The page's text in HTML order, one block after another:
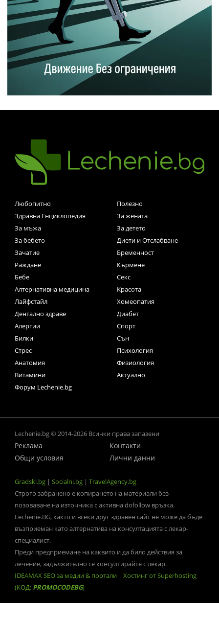
Любопитно
Полезно
Здравна Енциклопедия
За жената
За мъжа
За детето
За бебето
Диети и Отслабване
Зачатие
Бременност
Раждане
Кърмене
Бебе
Секс
Алтернативна медицина
Красота
Лайфстайл
Хомеопатия
Дентално здраве
Диабет
Алергии
Спорт
Билки
Сън
Стрес
Психология
Анатомия
Физиология
Витамини
Актуално
Форум Lechenie.bg
Lechenie.bg © 2014-2026 Всички права запазени
Реклама
Контакти
Общи условия
Лични данни
Gradski.bg | Socialni.bg | TravelAgency.bg
Строго забранено е копирането на материали без
позоваване на източника с активна dofollow връзка.
Lechenie.BG, както и всеки друг здравен сайт не може да бъде
възприеман като алтернатива на консултацията с лекар-
специалист.
Преди предприемане на каквито и да било действия за
лечение, задължително се консултирайте с лекар.
IDEAMAX SEO за медии & портали | Хостинг от Superhosting
(КОД: PROMOCODEBG)